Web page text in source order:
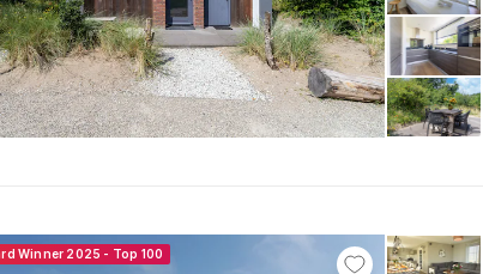
Winner 2025 - Top 100